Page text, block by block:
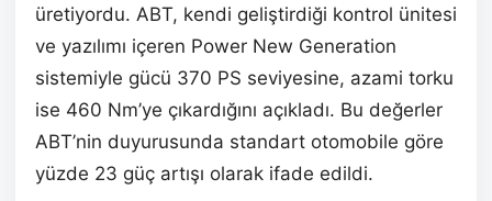
üretiyordu. ABT, kendi geliştirdiği kontrol ünitesi
ve yazılımı içeren Power New Generation
sistemiyle gücü 370 PS seviyesine, azami torku
ise 460 Nm’ye çıkardığını açıkladı. Bu değerler
ABT’nin duyurusunda standart otomobile göre
yüzde 23 güç artışı olarak ifade edildi.